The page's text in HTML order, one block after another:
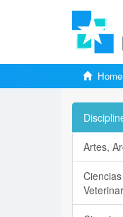
Home
Artes,